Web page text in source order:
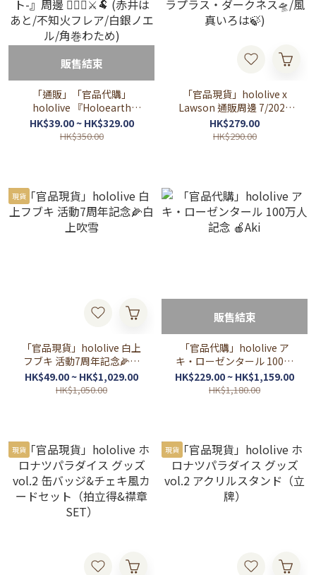
販售結束
「通販」「官品代購」
hololive 『Holoearth
Days! A Tale Side:W ウェス
タdeクッキング -幸せのル
HK$39.00 ~ HK$329.00
HK$350.00
「官品現貨」hololive x
Lawson 通販周邊 7/2025
(白上フブキ🌽/百鬼あやめ
😈/兎田ぺこら👯‍♀️/角巻わた
HK$279.00
HK$290.00
現貨
「官品現貨」hololive 白上
フブキ 活動7周年記念🌽白
上吹雪
HK$49.00 ~ HK$1,029.00
HK$1,050.00
販售結束
「官品代購」hololive ア
キ・ローゼンタール 100万
人記念 🍎Aki
HK$229.00 ~ HK$1,159.00
HK$1,180.00
現貨 現貨